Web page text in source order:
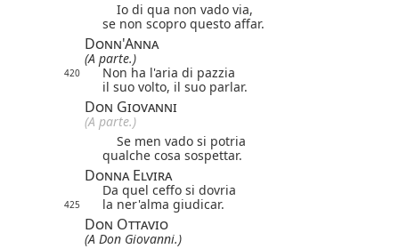
Io di qua non vado via,
se non scopro questo affar.
Donn'Anna
(A parte.)
420
Non ha l'aria di pazzia
il suo volto, il suo parlar.
Don Giovanni
(A parte.)
Se men vado si potria
qualche cosa sospettar.
Donna Elvira
Da quel ceffo si dovria
425 la ner'alma giudicar.
Don Ottavio
(A Don Giovanni.)